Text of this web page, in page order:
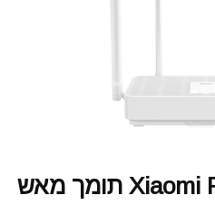
ראוטר Xiaomi Redmi AX5 תומך מאש